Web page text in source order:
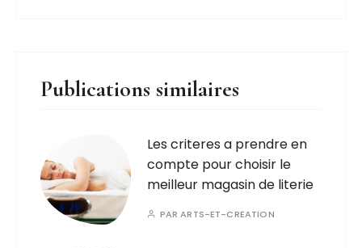
Publications similaires
Les criteres a prendre en
compte pour choisir le
meilleur magasin de literie
PARARTS-ET-CREATION